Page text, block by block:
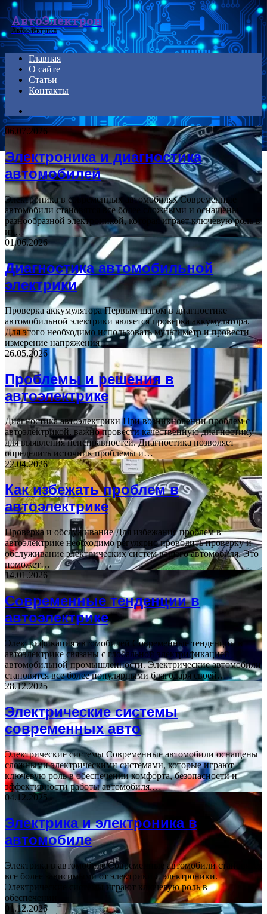
Menu
АвтоЭлектрон
Автоэлектрика
Главная
О сайте
Статьи
Контакты
for
06.07.2026
Электроника и диагностика
автомобилей
Электроника в современных автомобилях Современные
автомобили становятся все более сложными и оснащены
разнообразной электроникой, которая играет ключевую роль в
их…
01.06.2026
Диагностика автомобильной
электрики
Проверка аккумулятора Первым шагом в диагностике
автомобильной электрики является проверка аккумулятора.
Для этого необходимо использовать мультиметр и провести
измерение напряжения…
26.05.2026
Проблемы и решения в
автоэлектрике
Диагностика автоэлектрики При возникновении проблем с
автоэлектрикой, важно провести качественную диагностику
для выявления неисправностей. Диагностика позволяет
определить источник проблемы и…
22.04.2026
Как избежать проблем в
автоэлектрике
Проверка и обслуживание Для избежания проблем в
автоэлектрике необходимо регулярно проводить проверку и
обслуживание электрических систем вашего автомобиля. Это
поможет…
14.01.2026
Современные тенденции в
автоэлектрике
Электрификация автомобилей Современные тенденции в
автоэлектрике связаны с глобальной электрификацией
автомобильной промышленности. Электрические автомобили
становятся все более популярными благодаря своей…
28.12.2025
Электрические системы
современных авто
Электрические системы Современные автомобили оснащены
сложными электрическими системами, которые играют
ключевую роль в обеспечении комфорта, безопасности и
эффективности работы автомобиля.…
04.12.2025
Электрика и электроника в
автомобиле
Электрика в автомобиле Современные автомобили становятся
все более зависимыми от электрики и электроники.
Электрические системы играют ключевую роль в
обеспечении…
01.12.2025